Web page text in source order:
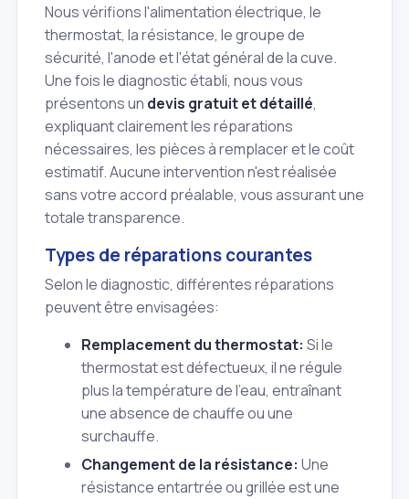
Nous vérifions l'alimentation électrique, le
thermostat, la résistance, le groupe de
sécurité, l'anode et l'état général de la cuve.
Une fois le diagnostic établi, nous vous
présentons un devis gratuit et détaillé,
expliquant clairement les réparations
nécessaires, les pièces à remplacer et le coût
estimatif. Aucune intervention n'est réalisée
sans votre accord préalable, vous assurant une
totale transparence.
Types de réparations courantes
Selon le diagnostic, différentes réparations
peuvent être envisagées:
Remplacement du thermostat: Si le
thermostat est défectueux, il ne régule
plus la température de l'eau, entraînant
une absence de chauffe ou une
surchauffe.
Changement de la résistance: Une
résistance entartrée ou grillée est une